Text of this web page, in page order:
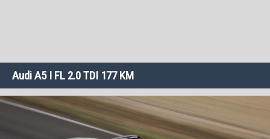
Audi A5 I FL 2.0 TDI 177 KM